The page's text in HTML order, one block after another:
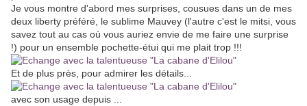
Je vous montre d'abord mes surprises, cousues dans un de mes
deux liberty préféré, le sublime Mauvey (l'autre c'est le mitsi, vous
savez tout au cas où vous auriez envie de me faire une surprise
!) pour un ensemble pochette-étui qui me plait trop !!!
Et de plus près, pour admirer les détails...
avec son usage depuis ...